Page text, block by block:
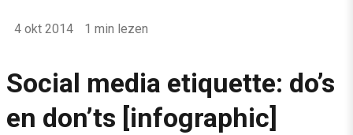
›
Alle artikelen
4 okt 2014 1 min lezen
Social media etiquette: do’s
en don’ts [infographic]